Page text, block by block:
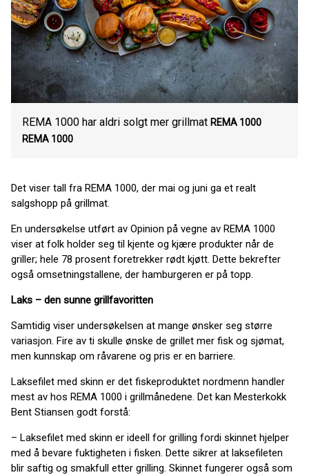
REMA 1000 har aldri solgt mer grillmat REMA 1000
REMA 1000
Det viser tall fra REMA 1000, der mai og juni ga et realt
salgshopp på grillmat.
En undersøkelse utført av Opinion på vegne av REMA 1000
viser at folk holder seg til kjente og kjære produkter når de
griller; hele 78 prosent foretrekker rødt kjøtt. Dette bekrefter
også omsetningstallene, der hamburgeren er på topp.
Laks – den sunne grillfavoritten
Samtidig viser undersøkelsen at mange ønsker seg større
variasjon. Fire av ti skulle ønske de grillet mer fisk og sjømat,
men kunnskap om råvarene og pris er en barriere.
Laksefilet med skinn er det fiskeproduktet nordmenn handler
mest av hos REMA 1000 i grillmånedene. Det kan Mesterkokk
Bent Stiansen godt forstå:
– Laksefilet med skinn er ideell for grilling fordi skinnet hjelper
med å bevare fuktigheten i fisken. Dette sikrer at laksefileten
blir saftig og smakfull etter grilling. Skinnet fungerer også som